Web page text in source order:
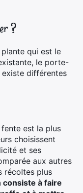
?
qui est le
le porte-
différentes
est la plus
choisissent
et ses
aux autres
récoltes plus
consiste à faire